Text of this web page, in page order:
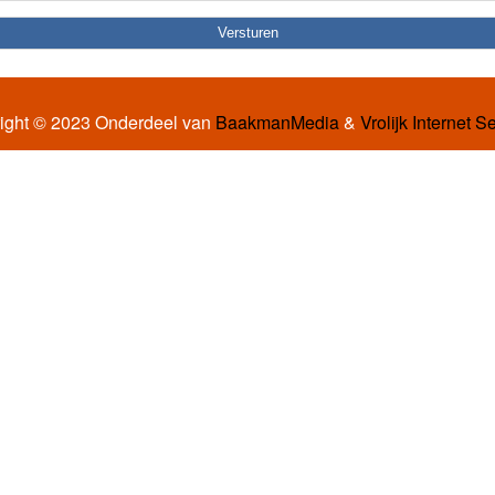
© 2023 Onderdeel van BaakmanMedia& Vrolijk Internet